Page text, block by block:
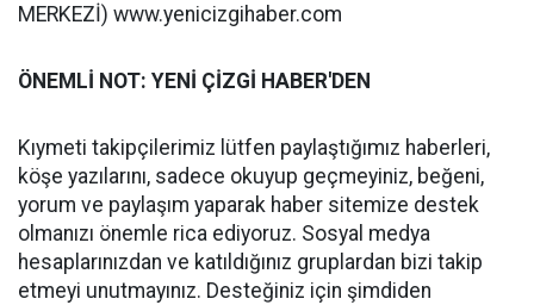
MERKEZİ) www.yenicizgihaber.com
ÖNEMLİ NOT: YENİ ÇİZGİ HABER'DEN
Kıymeti takipçilerimiz lütfen paylaştığımız haberleri,
köşe yazılarını, sadece okuyup geçmeyiniz, beğeni,
yorum ve paylaşım yaparak haber sitemize destek
olmanızı önemle rica ediyoruz. Sosyal medya
hesaplarınızdan ve katıldığınız gruplardan bizi takip
etmeyi unutmayınız. Desteğiniz için şimdiden